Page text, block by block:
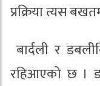
प्रक्रिया त्यस
बार्दली र
रहिआएको छ ।